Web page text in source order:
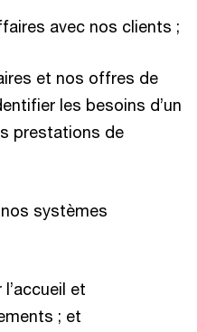
avec nos clients ;
et nos offres de
les besoins d’un
prestations de
systèmes
et
; et